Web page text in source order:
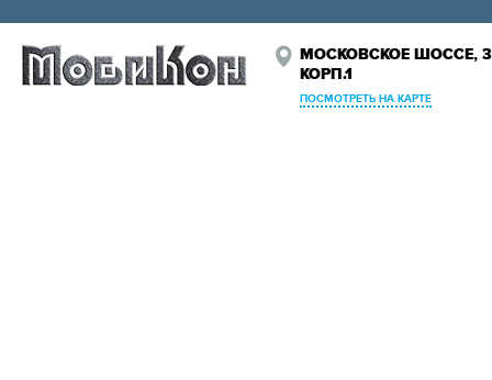
МОСКОВСКОЕ ШОССЕ,
КОРП.1
ПОСМОТРЕТЬ НА КАРТЕ